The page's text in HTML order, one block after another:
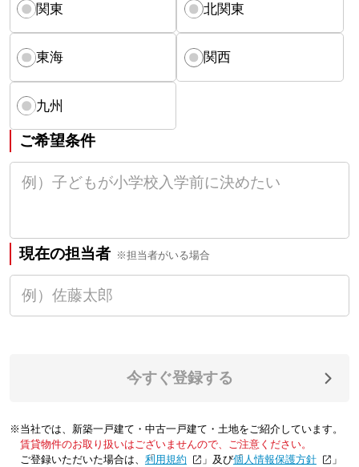
関東 北関東
東海 関西
九州
ご希望条件
現在の担当者 ※担当者がいる場合
今すぐ登録する
※当社では、新築一戸建て・中古一戸建て・土地をご紹介しています。
賃貸物件のお取り扱いはございませんので、ご注意ください。
ご登録いただいた場合は、「利用規約 」及び「個人情報保護方針
」